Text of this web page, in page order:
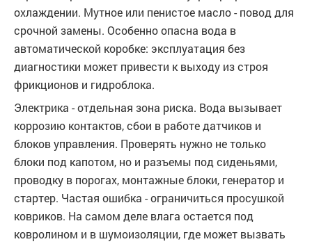
охлаждении. Мутное или пенистое масло - повод для
срочной замены. Особенно опасна вода в
автоматической коробке: эксплуатация без
диагностики может привести к выходу из строя
фрикционов и гидроблока.
Электрика - отдельная зона риска. Вода вызывает
коррозию контактов, сбои в работе датчиков и
блоков управления. Проверять нужно не только
блоки под капотом, но и разъемы под сиденьями,
проводку в порогах, монтажные блоки, генератор и
стартер. Частая ошибка - ограничиться просушкой
ковриков. На самом деле влага остается под
ковролином и в шумоизоляции, где может вызвать